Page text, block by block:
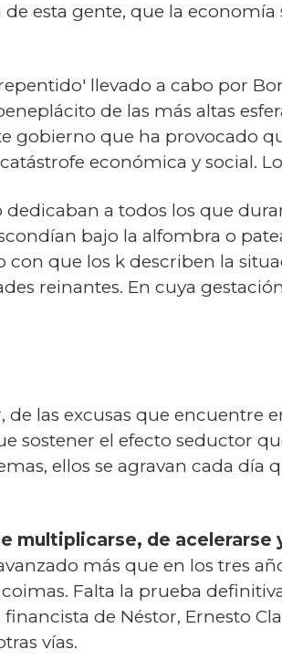
esta gente, que la economía
llevado a cabo por
de las más altas
que ha provocado
económica y social.
dedicaban a todos los que
bajo la alfombra o
que los k describen la
reinantes. En cuya
las excusas que encuentre
sostener el efecto seductor
ellos se agravan cada día
multiplicarse, de acelerarse
más que en los tres
Falta la prueba
de Néstor, Ernesto
vías.